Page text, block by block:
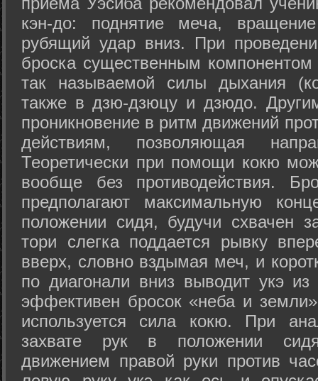
кэн-до: поднятие меча,
рубящий удар вниз. При
броска существенным компонентом
так называемой силы дыхания
также в дзю-дзюцу и дзюдо.
проникновение в ритм движений
действиям, позволяющая
Теоретически при помощи кокю
вообще без противодействия.
предполагают максимальную
положении сидя, будучи схвачен
тори слегка поддается рывку
вверх, словно вздымая меч, и
по диагонали вниз выводит укэ
эффективен бросок «неба и
используется сила кокю. При
захвате рук в положении
движением правой руки против